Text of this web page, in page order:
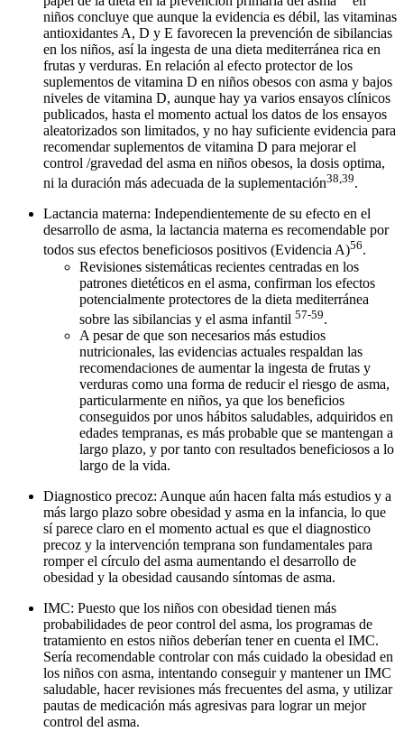
niños concluye que aunque la evidencia es débil, las vitaminas
antioxidantes A, D y E favorecen la prevención de sibilancias
en los niños, así la ingesta de una dieta mediterránea rica en
frutas y verduras. En relación al efecto protector de los
suplementos de vitamina D en niños obesos con asma y bajos
niveles de vitamina D, aunque hay ya varios ensayos clínicos
publicados, hasta el momento actual los datos de los ensayos
aleatorizados son limitados, y no hay suficiente evidencia para
recomendar suplementos de vitamina D para mejorar el
control /gravedad del asma en niños obesos, la dosis optima,
ni la duración más adecuada de la suplementación38,39.
Lactancia materna: Independientemente de su efecto en el
desarrollo de asma, la lactancia materna es recomendable por
todos sus efectos beneficiosos positivos (Evidencia A)56.
Revisiones sistemáticas recientes centradas en los
patrones dietéticos en el asma, confirman los efectos
potencialmente protectores de la dieta mediterránea
sobre las sibilancias y el asma infantil 57-59.
A pesar de que son necesarios más estudios
nutricionales, las evidencias actuales respaldan las
recomendaciones de aumentar la ingesta de frutas y
verduras como una forma de reducir el riesgo de asma,
particularmente en niños, ya que los beneficios
conseguidos por unos hábitos saludables, adquiridos en
edades tempranas, es más probable que se mantengan a
largo plazo, y por tanto con resultados beneficiosos a lo
largo de la vida.
Diagnostico precoz: Aunque aún hacen falta más estudios y a
más largo plazo sobre obesidad y asma en la infancia, lo que
sí parece claro en el momento actual es que el diagnostico
precoz y la intervención temprana son fundamentales para
romper el círculo del asma aumentando el desarrollo de
obesidad y la obesidad causando síntomas de asma.
IMC: Puesto que los niños con obesidad tienen más
probabilidades de peor control del asma, los programas de
tratamiento en estos niños deberían tener en cuenta el IMC.
Sería recomendable controlar con más cuidado la obesidad en
los niños con asma, intentando conseguir y mantener un IMC
saludable, hacer revisiones más frecuentes del asma, y utilizar
pautas de medicación más agresivas para lograr un mejor
control del asma.